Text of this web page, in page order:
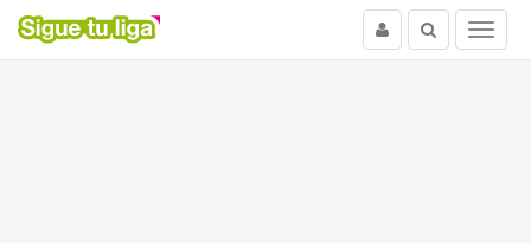
Menu
Buscar
Usuario